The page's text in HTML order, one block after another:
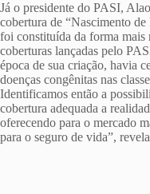
Já o presidente do PASI,
cobertura de “Nascimento
foi constituída da forma mais
coberturas lançadas pelo
época de sua criação, havia
doenças congênitas nas
Identificamos então a
cobertura adequada a
oferecendo para o mercado
para o seguro de vida”,